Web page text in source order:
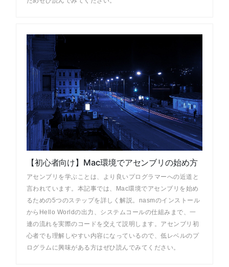
【初心者向け】Mac環境でアセンブリの始め方
アセンブリを学ぶことは、より良いプログラマーへの近道と
言われています。本記事では、Mac環境でアセンブリを始め
るための5つのステップを詳しく解説。nasmのインストール
からHello Worldの出力、システムコールの仕組みまで、一
連の流れを実際のコードを交えて説明します。アセンブリ初
心者でも理解しやすい内容になっているので、低レベルのプ
ログラムに興味がある方はぜひ読んでみてください。